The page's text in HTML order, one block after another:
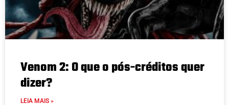
Venom 2: O que o pós-créditos quer
dizer?
LEIA MAIS »